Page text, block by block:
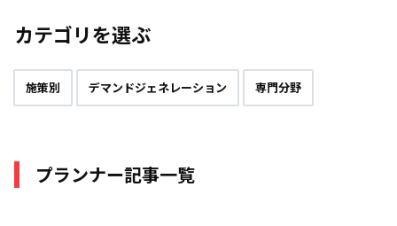
カテゴリを選ぶ
施策別 デマンドジェネレーション 専門分野
プランナー記事一覧